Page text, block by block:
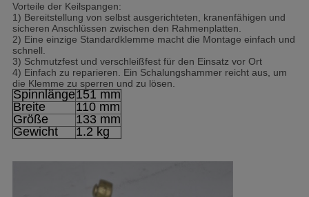
Vorteile der Keilspangen:
1) Bereitstellung von selbst ausgerichteten, kranenfähigen und
sicheren Anschlüssen zwischen den Rahmenplatten.
2) Eine einzige Standardklemme macht die Montage einfach und
schnell.
3) Schmutzfest und verschleißfest für den Einsatz vor Ort
4) Einfach zu reparieren. Ein Schalungshammer reicht aus, um
die Klemme zu sperren und zu lösen.
Spinnlänge151 mm
Breite
110 mm
Größe
133 mm
Gewicht
1.2 kg